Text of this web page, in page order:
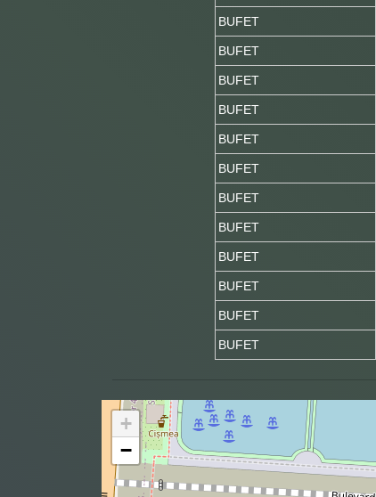
BUFET
BUFET
BUFET
BUFET
BUFET
BUFET
BUFET
BUFET
BUFET
BUFET
BUFET
BUFET
+
−